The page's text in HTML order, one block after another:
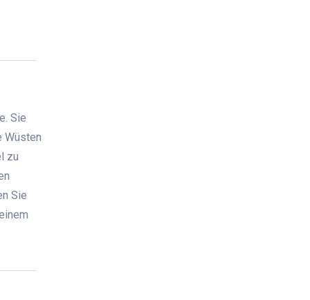
Sie
Wüsten
zu
Sie